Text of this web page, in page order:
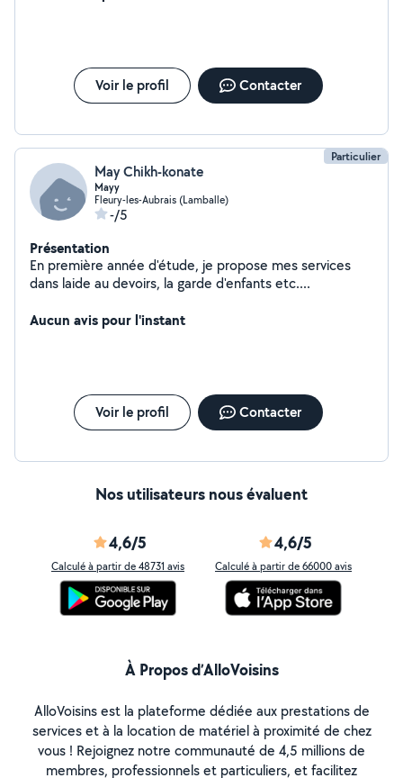
Voir le profil Contacter
Particulier
May Chikh-konate
Mayy
Fleury-les-Aubrais (Lamballe)
-/5
Présentation
En première année d'étude, je propose mes services
dans laide au devoirs, la garde d'enfants etc....
Aucun avis pour l'instant
Voir le profil Contacter
Nos utilisateurs nous évaluent
4,6/5
Calculé à partir de 48731 avis
4,6/5
Calculé à partir de 66000 avis
À Propos d’AlloVoisins
AlloVoisins est la plateforme dédiée aux prestations de
services et à la location de matériel à proximité de chez
vous ! Rejoignez notre communauté de 4,5 millions de
membres, professionnels et particuliers, et facilitez